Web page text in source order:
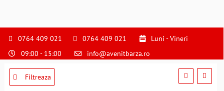
S
pentru
0764409021
0764 409 021 0764 409 021
Luni - Vineri
09:00 - 15:00
info@avenitbarza.ro
Filtreaza